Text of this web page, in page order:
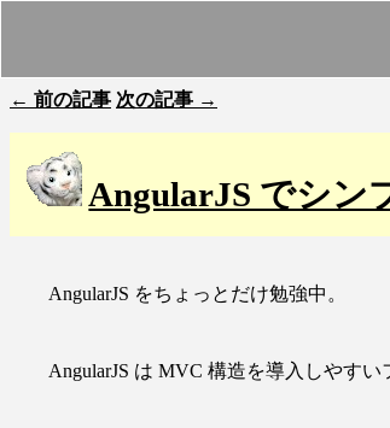
← 前の記事 次の記事 →
AngularJS でシン
AngularJS をちょっとだけ勉強中。
AngularJS は MVC 構造を導入しやすい